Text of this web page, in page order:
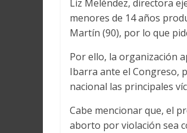
Liz Meléndez, directora
menores de 14 años
Martín (90), por lo que
Por ello, la organización
Ibarra ante el Congreso,
nacional las principales
Cabe mencionar que, el
aborto por violación sea